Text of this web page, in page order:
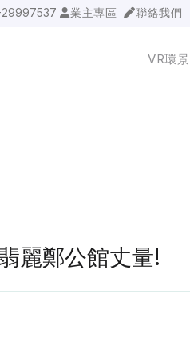
業主專區 聯絡我們
VR環景
麗鄭公館丈量!